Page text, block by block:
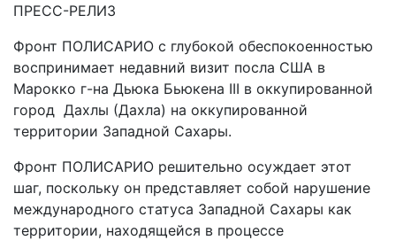
ПРЕСС-РЕЛИЗ
Фронт ПОЛИСАРИО с глубокой обеспокоенностью
воспринимает недавний визит посла США в
Марокко г-на Дьюка Бьюкена III в оккупированной
город Дахлы (Дахла) на оккупированной
территории Западной Сахары.
Фронт ПОЛИСАРИО решительно осуждает этот
шаг, поскольку он представляет собой нарушение
международного статуса Западной Сахары как
территории, находящейся в процессе